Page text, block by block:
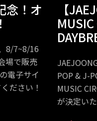
念！オ
8/7~8/16
場で販売
電子サイ
ださい！
【
POP & J-
MUSIC
が決定いた